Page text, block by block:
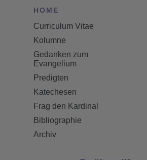
HOME
Curriculum Vitae
Kolumne
Gedanken zum
Evangelium
Predigten
Katechesen
Frag den Kardinal
Bibliographie
Archiv